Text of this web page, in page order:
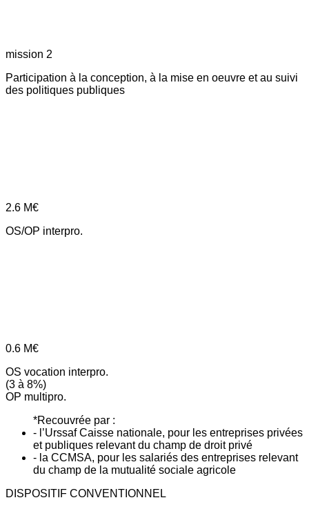
mission 2
Participation à la conception, à la mise en oeuvre et au suivi
des politiques publiques
2.6 M€
OS/OP interpro.
0.6 M€
OS vocation interpro.
(3 à 8%)
OP multipro.
*Recouvrée par :
- l’Urssaf Caisse nationale, pour les entreprises privées
et publiques relevant du champ de droit privé
- la CCMSA, pour les salariés des entreprises relevant
du champ de la mutualité sociale agricole
DISPOSITIF CONVENTIONNEL